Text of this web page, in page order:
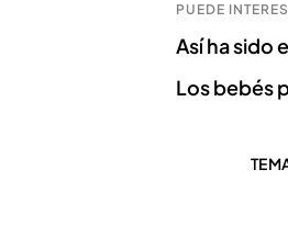
PUEDE
Así ha sido
Los bebés